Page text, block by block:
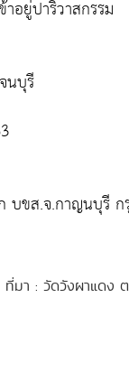
อยู่ปาริวาสกรรม
นบุรี
บขส.จ.กาญนบุรี
ที่มา : วัดวังผาแดง